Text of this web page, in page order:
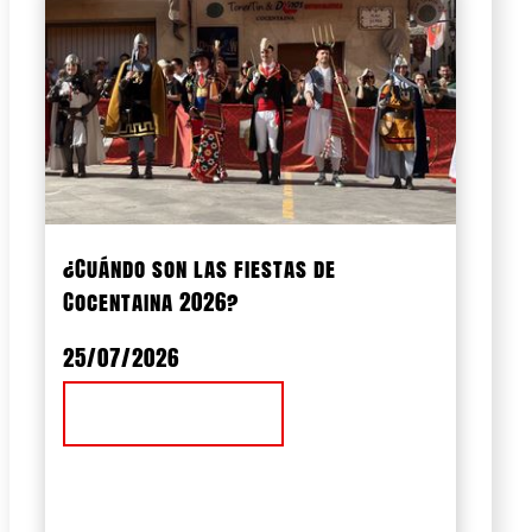
¿Cuándo son las fiestas de
Cocentaina 2026?
25/07/2026